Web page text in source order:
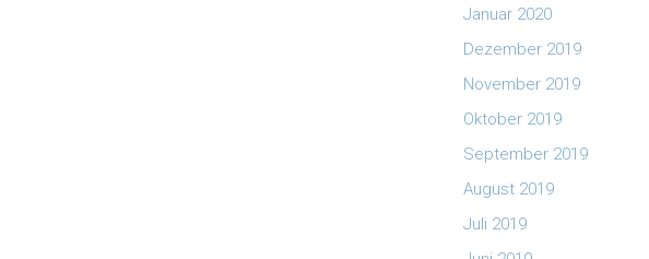
Januar 2020
Dezember 2019
November 2019
Oktober 2019
September 2019
August 2019
Juli 2019